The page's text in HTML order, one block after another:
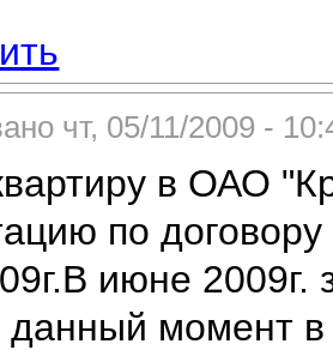
чт, 05/11/2009 -
в ОАО
по
июне
момент в